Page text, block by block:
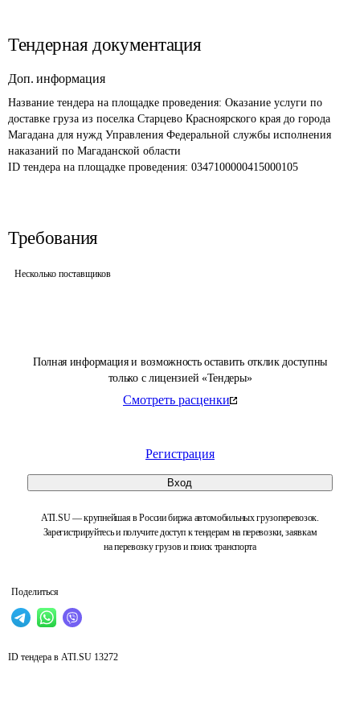
Полная информация и возможность оставить отклик доступны
только с лицензией «Тендеры»
Смотреть расценки
Регистрация
Вход
ATI.SU — крупнейшая в России биржа автомобильных грузоперевозок.
Зарегистрируйтесь и получите доступ к тендерам на перевозки, заявкам
на перевозку грузов и поиск транспорта
Поделиться
Тендерная документация
Доп. информация
Название тендера на площадке проведения: Оказание услуги по
доставке груза из поселка Старцево Красноярского края до города
Магадана для нужд Управления Федеральной службы исполнения
наказаний по Магаданской области
ID тендера на площадке проведения: 0347100000415000105
Требования
Несколько поставщиков
ID тендера в ATI.SU 13272